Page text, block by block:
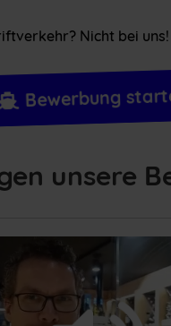
Nicht bei uns!
Bewerbung
unsere